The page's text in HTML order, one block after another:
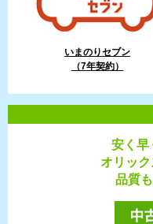
いまのりセブン
（7年契約）
安く早
オリッ
品質